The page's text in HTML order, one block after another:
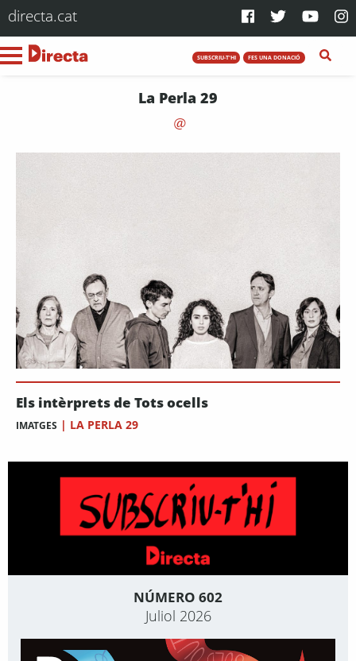
directa.cat
SUBSCRIU-T'HI FES UNA DONACIÓ
La Perla 29
Els intèrprets de Tots ocells
IMATGES | LA PERLA 29
NÚMERO 602
Juliol 2026